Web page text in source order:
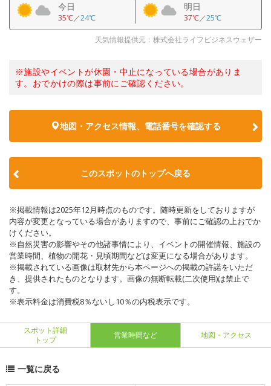
今日
35℃／24℃
明日
37℃／25℃
天気情報提供元：株式会社ライフビジネスウェザー
※施設やイベントが休園・中止になっている場合がありま
す。おでかけの際は事前にご確認ください。
地図・アクセス情報、電話番号を確認する
このスポットのトップへ戻る
※掲載情報は2025年12月時点のものです。随時更新をしておりますが
内容が変更となっている場合がありますので、事前にご確認の上おでか
けください。
※自然災害の影響やその他諸事情により、イベントの開催情報、施設の
営業時間、植物の開花・見頃期間などは変更になる場合があります。
※掲載されている画像は取材先から本ページへの掲載の許諾をいただ
き、提供されたものとなります。画像の無断転載(二次使用)は禁止で
す。
※表示料金は消費税8％ないし10％の内税表示です。
スポット詳細
トップ
営業時間など 地図・アクセス
一覧に戻る